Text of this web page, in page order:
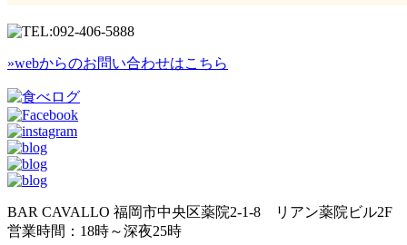
»webからのお問い合わせはこちら
BAR CAVALLO 福岡市中央区薬院2-1-8 リアン薬院ビル2F
営業時間：18時～深夜25時